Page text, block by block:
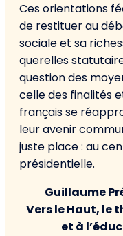
Ces orientations
de restituer au
sociale et sa
querelles
question des
celle des finalités
français se
leur avenir
juste place : au
présidentielle.
Guillaume
Vers le Haut, le
et à